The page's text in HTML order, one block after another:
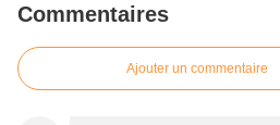
Commentaires
Ajouter un commentaire